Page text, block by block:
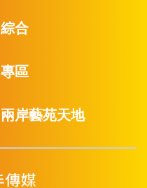
綜合
專區
兩岸藝苑天地